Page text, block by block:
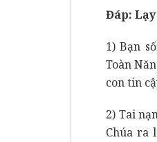
Đáp:
1) Bạn
Toàn
con tin
2) Tai
Chúa ra